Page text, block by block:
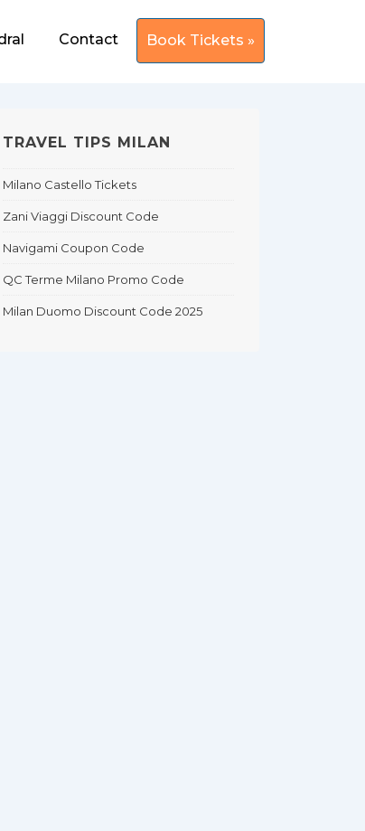
Contact Book Tickets »
TRAVEL TIPS MILAN
Milano Castello Tickets
Zani Viaggi Discount Code
Navigami Coupon Code
QC Terme Milano Promo Code
Milan Duomo Discount Code 2025